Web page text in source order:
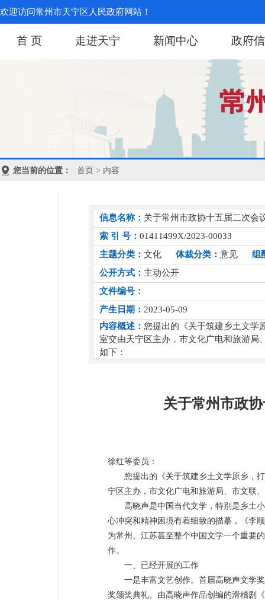
欢迎访问常州市天宁区人民政府网站！
首 页 走进天宁 新闻中心 政府
您当前的位置： 首页 > 内容
信息名称： 关于常州市政协十五届二次会
索 引 号： 01411499X/2023-00033
主题分类： 文化 体裁分类： 意见
组
公开方式： 主动公开
文件编号：
产生日期： 2023-05-09
内容概述： 您提出的《关于筑建乡土文学
室交由天宁区主办，市文化广电和旅游局
如下：
关于常州市政
徐红等委员：
您提出的《关于筑建乡土文学原乡，
宁区主办，市文化广电和旅游局、市文联
高晓声是中国当代文学，特别是乡土
心冲突和精神困境有着细致的描摹，《李
为常州、江苏甚至整个中国文学一个重要
作。
一、已经开展的工作
一是丰富文艺创作。首届高晓声文学
奖颁奖典礼。由高晓声作品创编的滑稽剧